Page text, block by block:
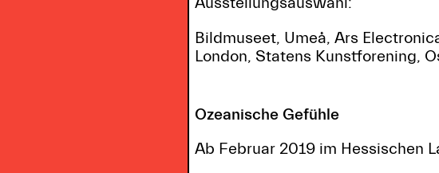
Bildmuseet, Umeå, Ars
London, Statens Kunstforening,
Ozeanische Gefühle
Ab Februar 2019 im Hessischen